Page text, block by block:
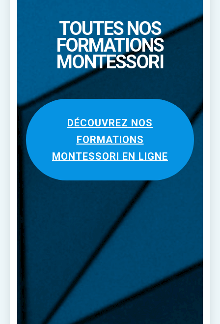
TOUTES NOS
FORMATIONS
MONTESSORI
DÉCOUVREZ NOS
FORMATIONS
MONTESSORI EN LIGNE